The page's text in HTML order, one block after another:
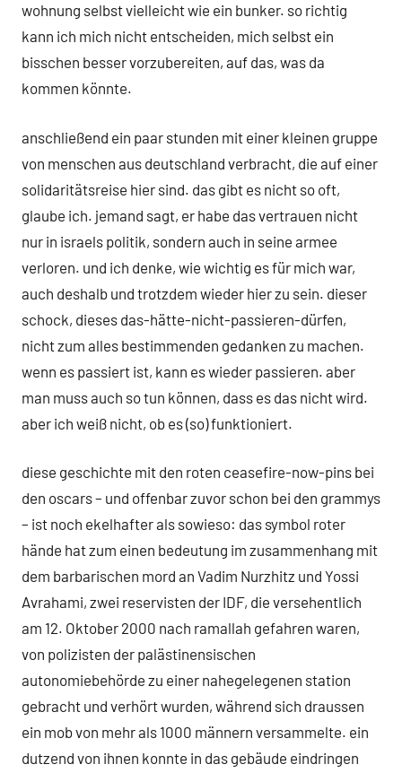
wohnung selbst vielleicht wie ein bunker. so richtig
kann ich mich nicht entscheiden, mich selbst ein
bisschen besser vorzubereiten, auf das, was da
kommen könnte.
anschließend ein paar stunden mit einer kleinen gruppe
von menschen aus deutschland verbracht, die auf einer
solidaritätsreise hier sind. das gibt es nicht so oft,
glaube ich. jemand sagt, er habe das vertrauen nicht
nur in israels politik, sondern auch in seine armee
verloren. und ich denke, wie wichtig es für mich war,
auch deshalb und trotzdem wieder hier zu sein. dieser
schock, dieses das-hätte-nicht-passieren-dürfen,
nicht zum alles bestimmenden gedanken zu machen.
wenn es passiert ist, kann es wieder passieren. aber
man muss auch so tun können, dass es das nicht wird.
aber ich weiß nicht, ob es (so) funktioniert.
diese geschichte mit den roten ceasefire-now-pins bei
den oscars – und offenbar zuvor schon bei den grammys
– ist noch ekelhafter als sowieso: das symbol roter
hände hat zum einen bedeutung im zusammenhang mit
dem barbarischen mord an Vadim Nurzhitz und Yossi
Avrahami, zwei reservisten der IDF, die versehentlich
am 12. Oktober 2000 nach ramallah gefahren waren,
von polizisten der palästinensischen
autonomiebehörde zu einer nahegelegenen station
gebracht und verhört wurden, während sich draussen
ein mob von mehr als 1000 männern versammelte. ein
dutzend von ihnen konnte in das gebäude eindringen